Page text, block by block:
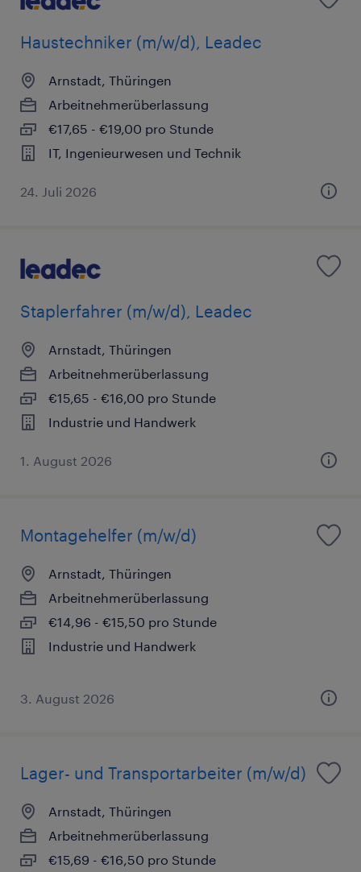
Haustechniker (m/w/d), Leadec
Arnstadt, Thüringen
Arbeitnehmerüberlassung
€17,65 - €19,00 pro Stunde
IT, Ingenieurwesen und Technik
24. Juli 2026
Staplerfahrer (m/w/d), Leadec
Arnstadt, Thüringen
Arbeitnehmerüberlassung
€15,65 - €16,00 pro Stunde
Industrie und Handwerk
1. August 2026
Montagehelfer (m/w/d)
Arnstadt, Thüringen
Arbeitnehmerüberlassung
€14,96 - €15,50 pro Stunde
Industrie und Handwerk
3. August 2026
Lager- und Transportarbeiter (m/w/d)
Arnstadt, Thüringen
Arbeitnehmerüberlassung
€15,69 - €16,50 pro Stunde